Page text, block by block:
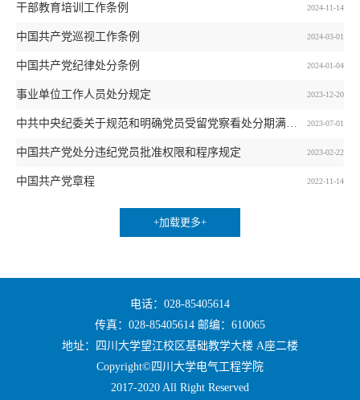
2024-11-14
干部教育培训工作条例
2024-03-01
中国共产党巡视工作条例
2024-01-04
中国共产党纪律处分条例
2023-12-20
事业单位工作人员处分规定
2023-07-01
2023-02-22
中国共产党处分违纪党员批准权限和程序规定
2022-11-14
中国共产党章程
+加载更多+
电话：028-85405614
传真：028-85405614 邮编：610065
地址：四川大学望江校区基础教学大楼 A座二楼
Copyright©四川大学电气工程学院
2017-2020 All Right Reserved